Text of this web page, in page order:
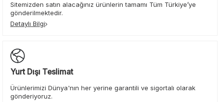
Sitemizden satın alacağınız ürünlerin tamamı Tüm Türkiye’ye
gönderilmektedir.
Detaylı Bilgi
Yurt Dışı Teslimat
Ürünlerimizi Dünya'nın her yerine garantili ve sigortalı olarak
gönderiyoruz.